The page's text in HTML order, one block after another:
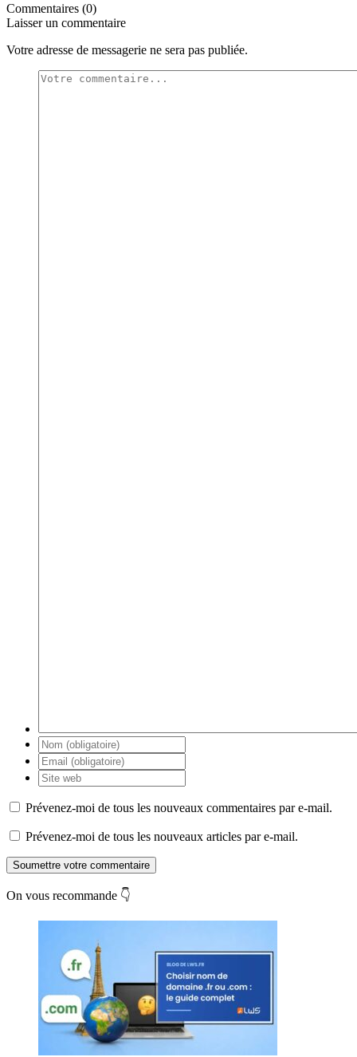
Commentaires (0)
Laisser un commentaire
Votre adresse de messagerie ne sera pas publiée.
Prévenez-moi de tous les nouveaux commentaires par e-mail.
Prévenez-moi de tous les nouveaux articles par e-mail.
Soumettre votre commentaire
On vous recommande 👇